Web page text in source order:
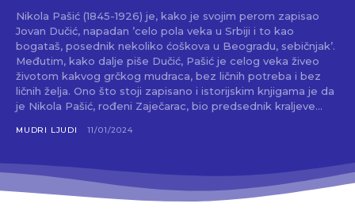
Nikola Pašić (1845-1926) je, kako je svojim perom zapisao
Jovan Dučić, napadan ’celo pola veka u Srbiji i to kao
bogataš, posednik nekoliko ćoškova u Beogradu, sebičnjak’.
Međutim, kako dalje piše Dučić, Pašić je celog veka živeo
životom kakvog grčkog mudraca, bez ličnih potreba i bez
ličnih želja. Ono što stoji zapisano i istorijskim knjigama je da
je Nikola Pašić, rođeni Zaječarac, bio predsednik kraljeve...
MUDRI LJUDI 11/01/2024